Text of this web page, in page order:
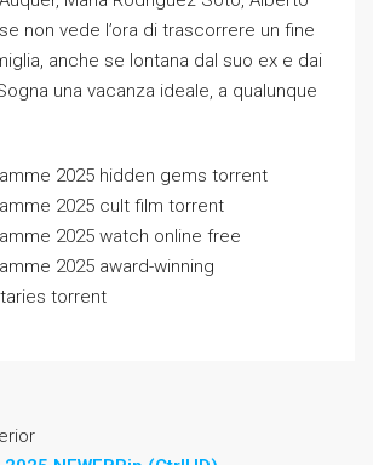
non vede l’ora di trascorrere un fine
anche se lontana dal suo ex e dai
una vacanza ideale, a qualunque
2025 hidden gems torrent
2025 cult film torrent
2025 watch online free
2025 award-winning
torrent